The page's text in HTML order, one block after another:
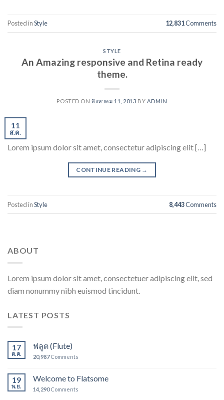
Posted inStyle 12,831Comments
STYLE
An Amazing responsive and Retina ready
theme.
POSTED ONสิงหาคม 11, 2013 BY ADMIN
11
ส.ค.
Lorem ipsum dolor sit amet, consectetur adipiscing elit […]
CONTINUE READING →
Posted inStyle 8,443Comments
ABOUT
Lorem ipsum dolor sit amet, consectetuer adipiscing elit, sed
diam nonummy nibh euismod tincidunt.
LATEST POSTS
17
ต.ค.
ฟลูต (Flute)
20,987Comments
19
พ.ย.
Welcome to Flatsome
14,290Comments